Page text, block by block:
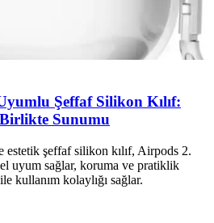
Şeffaf Silikon Kılıf:
Sunumu
estetik şeffaf silikon kılıf, Airpods 2.
uyum sağlar, koruma ve pratiklik
kullanım kolaylığı sağlar.